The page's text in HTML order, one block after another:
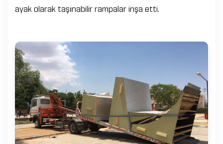
ayak olarak taşınabilir rampalar inşa etti.